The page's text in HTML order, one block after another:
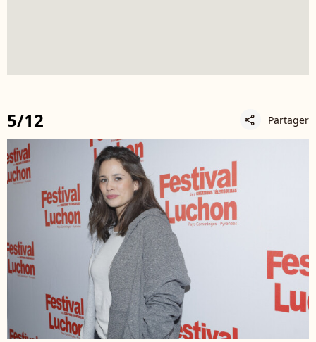
5/12 share Partager